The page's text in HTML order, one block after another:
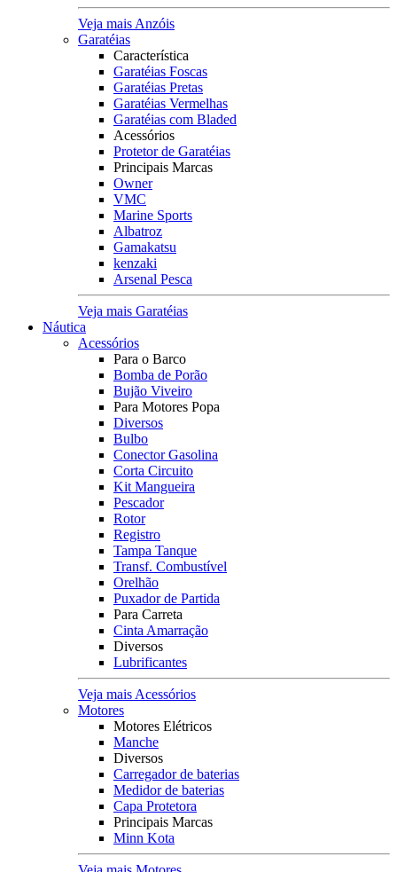
Veja mais Anzóis
Garatéias
Característica
Garatéias Foscas
Garatéias Pretas
Garatéias Vermelhas
Garatéias com Bladed
Acessórios
Protetor de Garatéias
Principais Marcas
Owner
VMC
Marine Sports
Albatroz
Gamakatsu
kenzaki
Arsenal Pesca
Veja mais Garatéias
Náutica
Acessórios
Para o Barco
Bomba de Porão
Bujão Viveiro
Para Motores Popa
Diversos
Bulbo
Conector Gasolina
Corta Circuito
Kit Mangueira
Pescador
Rotor
Registro
Tampa Tanque
Transf. Combustível
Orelhão
Puxador de Partida
Para Carreta
Cinta Amarração
Diversos
Lubrificantes
Veja mais Acessórios
Motores
Motores Elétricos
Manche
Diversos
Carregador de baterias
Medidor de baterias
Capa Protetora
Principais Marcas
Minn Kota